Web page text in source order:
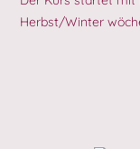
Herbst/Winter